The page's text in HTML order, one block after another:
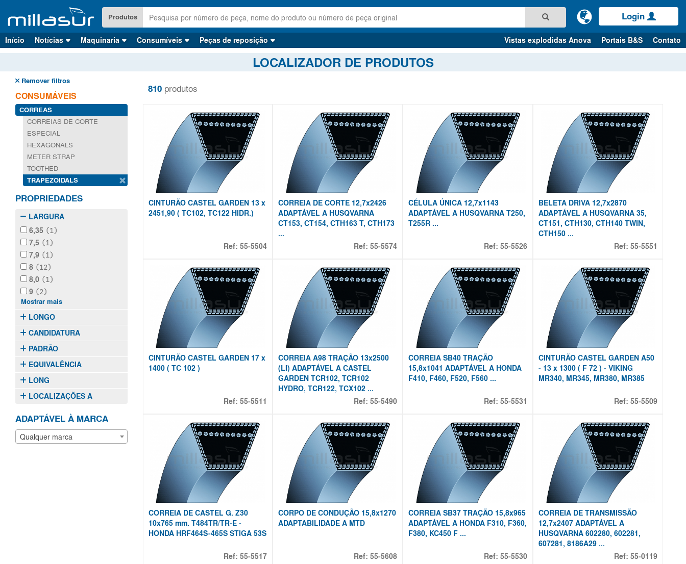
para
conteúdo
principal
Produtos Login
Início Notícias Maquinaria Consumíveis Peças de reposição Vistas explodidas Anova Portais B&S Contato
LOCALIZADOR DE PRODUTOS
Remover filtros
CONSUMÁVEIS
CORREAS
CORREIAS DE CORTE
ESPECIAL
HEXAGONALS
METER STRAP
TOOTHED
TRAPEZOIDALS
PROPRIEDADES
LARGURA
6,35 (1)
7,5 (1)
7,9 (1)
8 (12)
8,0 (1)
9 (2)
Mostrar mais
LONGO
CANDIDATURA
PADRÃO
EQUIVALÊNCIA
LONG
LOCALIZAÇÕES A
ADAPTÁVEL À MARCA
Qualquer marca
810produtos
CINTURÃO CASTEL GARDEN 13 x
2451,90 ( TC102, TC122 HIDR.)
Ref:55-5504
CORREIA DE CORTE 12,7x2426
ADAPTÁVEL A HUSQVARNA
CT153, CT154, CTH163 T, CTH173
...
Ref:55-5574
CÉLULA ÚNICA 12,7x1143
ADAPTÁVEL A HUSQVARNA T250,
T255R ...
Ref:55-5526
BELETA DRIVA 12,7x2870
ADAPTÁVEL A HUSQVARNA 35,
CT151, CTH130, CTH140 TWIN,
CTH150 ...
Ref: 55-5551
CINTURÃO CASTEL GARDEN 17 x
1400 ( TC 102 )
Ref:55-5511
CORREIA A98 TRAÇÃO 13x2500
(LI) ADAPTÁVEL A CASTEL
GARDEN TCR102, TCR102
HYDRO, TCR122, TCX102 ...
Ref:55-5490
CORREIA SB40 TRAÇÃO
15,8x1041 ADAPTÁVEL A HONDA
F410, F460, F520, F560 ...
Ref:55-5531
CINTURÃO CASTEL GARDEN A50
- 13 x 1300 ( F 72 ) - VIKING
MR340, MR345, MR380, MR385
Ref: 55-5509
CORREIA DE CASTEL G. Z30
10x765 mm. T484TR/TR-E -
HONDA HRF464S-465S STIGA 53S
Ref:55-5517
CORPO DE CONDUÇÃO 15,8x1270
ADAPTABILIDADE A MTD
Ref:55-5608
CORREIA SB37 TRAÇÃO 15,8x965
ADAPTÁVEL A HONDA F310, F360,
F380, KC450 F ...
Ref:55-5530
CORREIA DE TRANSMISSÃO
12,7x2407 ADAPTÁVEL A
HUSQVARNA 602280, 602281,
607281, 8186A29 ...
Ref: 55-0119